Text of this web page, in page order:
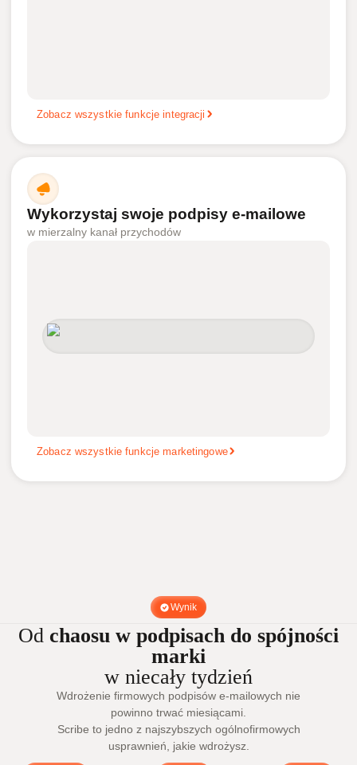
Zobacz wszystkie funkcje integracji
Wykorzystaj swoje podpisy e-mailowe
w mierzalny kanał przychodów
Zobacz wszystkie funkcje marketingowe
Wynik
Od chaosu w podpisach do spójności
marki
w niecały tydzień
Wdrożenie firmowych podpisów e-mailowych nie
powinno trwać miesiącami.
Scribe to jedno z najszybszych ogólnofirmowych
usprawnień, jakie wdrożysz.